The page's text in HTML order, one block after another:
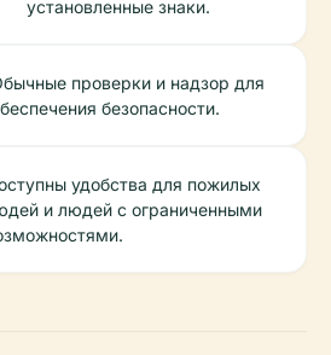
установленные знаки.
проверки и надзор для
безопасности.
удобства для пожилых
и людей с ограниченными